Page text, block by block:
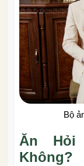
Bộ
Ăn Hỏi
Không?